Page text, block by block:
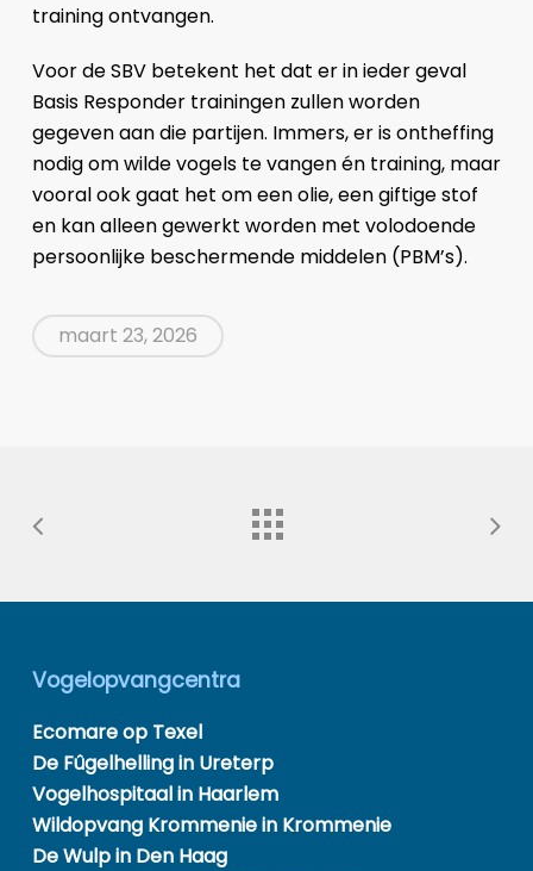
training ontvangen.
Voor de SBV betekent het dat er in ieder geval
Basis Responder trainingen zullen worden
gegeven aan die partijen. Immers, er is ontheffing
nodig om wilde vogels te vangen én training, maar
vooral ook gaat het om een olie, een giftige stof
en kan alleen gewerkt worden met volodoende
persoonlijke beschermende middelen (PBM’s).
maart 23, 2026
Vogelopvangcentra
Ecomare op Texel
De Fûgelhelling in Ureterp
Vogelhospitaal in Haarlem
Wildopvang Krommenie in Krommenie
De Wulp in Den Haag